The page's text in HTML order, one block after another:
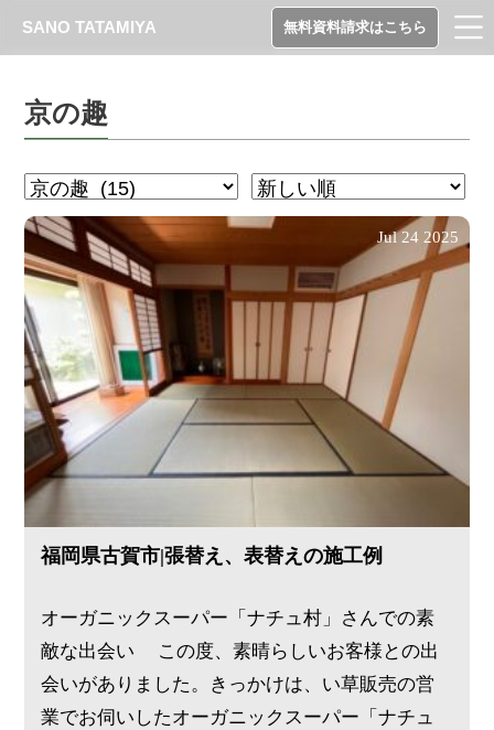
京の趣
Jul 24 2025
福岡県古賀市|張替え、表替えの施工例
オーガニックスーパー「ナチュ村」さんでの素
敵な出会い この度、素晴らしいお客様との出
会いがありました。きっかけは、い草販売の営
業でお伺いしたオーガニックスーパー「ナチュ
SANO TATAMIYA 無料資料請求はこちら